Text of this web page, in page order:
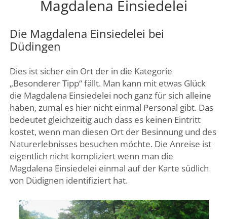
DREI SEEN LAND
FRIBOURG – FREIBURG
Magdalena Einsiedelei
Die Magdalena Einsiedelei bei
Düdingen
Dies ist sicher ein Ort der in die Kategorie
„Besonderer Tipp“ fällt. Man kann mit etwas Glück
die Magdalena Einsiedelei noch ganz für sich alleine
haben, zumal es hier nicht einmal Personal gibt. Das
bedeutet gleichzeitig auch dass es keinen Eintritt
kostet, wenn man diesen Ort der Besinnung und des
Naturerlebnisses besuchen möchte. Die Anreise ist
eigentlich nicht kompliziert wenn man die
Magdalena Einsiedelei einmal auf der Karte südlich
von Düdignen identifiziert hat.